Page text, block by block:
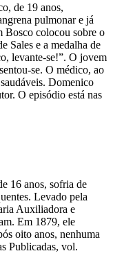
de 19 anos,
pulmonar e já
Bosco colocou sobre o
Sales e a medalha de
levante-se!”. O jovem
se. O médico, ao
Domenico
O episódio está nas
16 anos, sofria de
Levado pela
Auxiliadora e
Em 1879, ele
oito anos, nenhuma
Publicadas, vol.